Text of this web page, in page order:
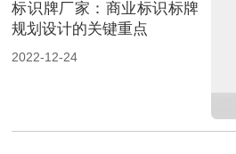
标识牌厂家：商业标识标牌
规划设计的关键重点
2022-12-24